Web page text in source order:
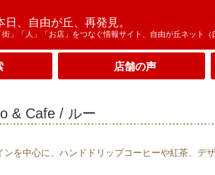
日、自由が丘、再発見。
街」「人」「お店」をつなぐ情報サイト、自由が丘ネット（
店舗の声
& Cafe / ルー
ンを中心に、ハンドドリップコーヒーや紅茶、デ